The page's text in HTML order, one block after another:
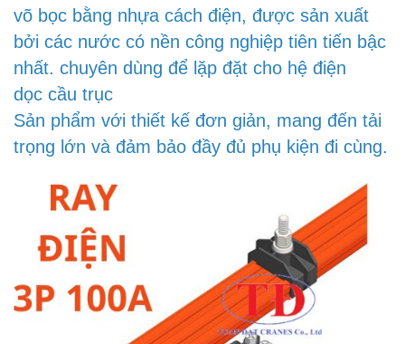
võ bọc bằng nhựa cách điện, được sản xuất
bởi các nước có nền công nghiệp tiên tiến bậc
nhất. chuyên dùng để lặp đặt cho hệ điện
dọc cầu trục
Sản phẩm với thiết kế đơn giản, mang đến tải
trọng lớn và đảm bảo đầy đủ phụ kiện đi cùng.